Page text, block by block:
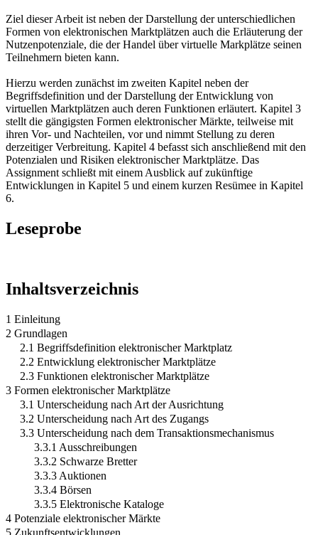
Ziel dieser Arbeit ist neben der Darstellung der unterschiedlichen
Formen von elektronischen Marktplätzen auch die Erläuterung der
Nutzenpotenziale, die der Handel über virtuelle Markplätze seinen
Teilnehmern bieten kann.
Hierzu werden zunächst im zweiten Kapitel neben der
Begriffsdefinition und der Darstellung der Entwicklung von
virtuellen Marktplätzen auch deren Funktionen erläutert. Kapitel 3
stellt die gängigsten Formen elektronischer Märkte, teilweise mit
ihren Vor- und Nachteilen, vor und nimmt Stellung zu deren
derzeitiger Verbreitung. Kapitel 4 befasst sich anschließend mit den
Potenzialen und Risiken elektronischer Marktplätze. Das
Assignment schließt mit einem Ausblick auf zukünftige
Entwicklungen in Kapitel 5 und einem kurzen Resümee in Kapitel
6.
Leseprobe
Inhaltsverzeichnis
1 Einleitung
2 Grundlagen
2.1 Begriffsdefinition elektronischer Marktplatz
2.2 Entwicklung elektronischer Marktplätze
2.3 Funktionen elektronischer Marktplätze
3 Formen elektronischer Marktplätze
3.1 Unterscheidung nach Art der Ausrichtung
3.2 Unterscheidung nach Art des Zugangs
3.3 Unterscheidung nach dem Transaktionsmechanismus
3.3.1 Ausschreibungen
3.3.2 Schwarze Bretter
3.3.3 Auktionen
3.3.4 Börsen
3.3.5 Elektronische Kataloge
4 Potenziale elektronischer Märkte
5 Zukunftsentwicklungen